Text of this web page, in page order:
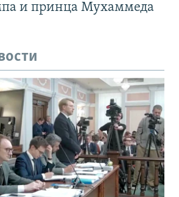
и принца Мухаммеда